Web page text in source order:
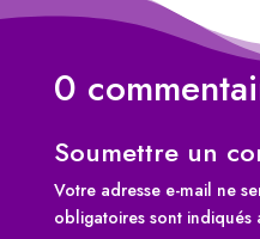
0
Soumettre un
Votre adresse e-mail ne
obligatoires sont indiqués